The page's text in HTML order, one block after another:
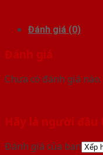
Đánh giá (0)
Đánh giá
Chưa có đánh giá nào.
Hãy là người đầu
Đánh giá của bạn